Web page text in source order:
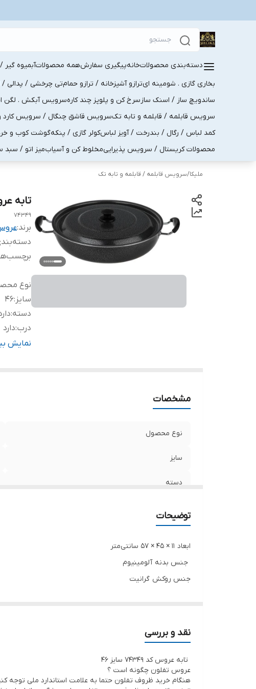
دسته‌بندی محصولاتخانهپیگیری سفارشهمه محصولاتآبمیوه گیر
بخاری گازی . شومینه ایترازو آشپزخانه / ترازو حمامتی چرخشی / پدالی /
ساندویچ ساز / اسنک سازسرخ کن و پلوپز چند کارهسرویس آبکش . لگن
سرویس قابلمه / قابلمه و تابه تکسرویس قاشق چنگال / سرویس کارد
کمد لباس / رگال / بندرخت / آویز لباسکولر گازی / پنکهگوشت کوب و
محصولات کریستال / سرویس پذیراییمخلوط کن و آسیابمیز اتو / سبد
ملیکا/سرویس قابلمه / قابلمه و تابه تک
تابه عروس
۷۴۳۴۹
برند:
نوع
سایز :۴۶
دسته:دارد/
درب:دارد
جنس
نمایش
مشخصات
نوع محصول
سایز
دسته
جنس بدنه
توضیحات
ابعاد ۱۱ × ۴۵ × ۵۷ سانتی‌متر
جنس بدنه آلومینیوم
جنس روکش گرانیت
تعداد دسته دو عدد
امکانات ظاهری در
نقد و بررسی
تابه عروس کد ۷۴۳۴۹ سایز ۴۶
عروس تفلون چگونه است ؟
هنگام خرید ظروف تفلون حتما به علامت استاندارد ملی توجه